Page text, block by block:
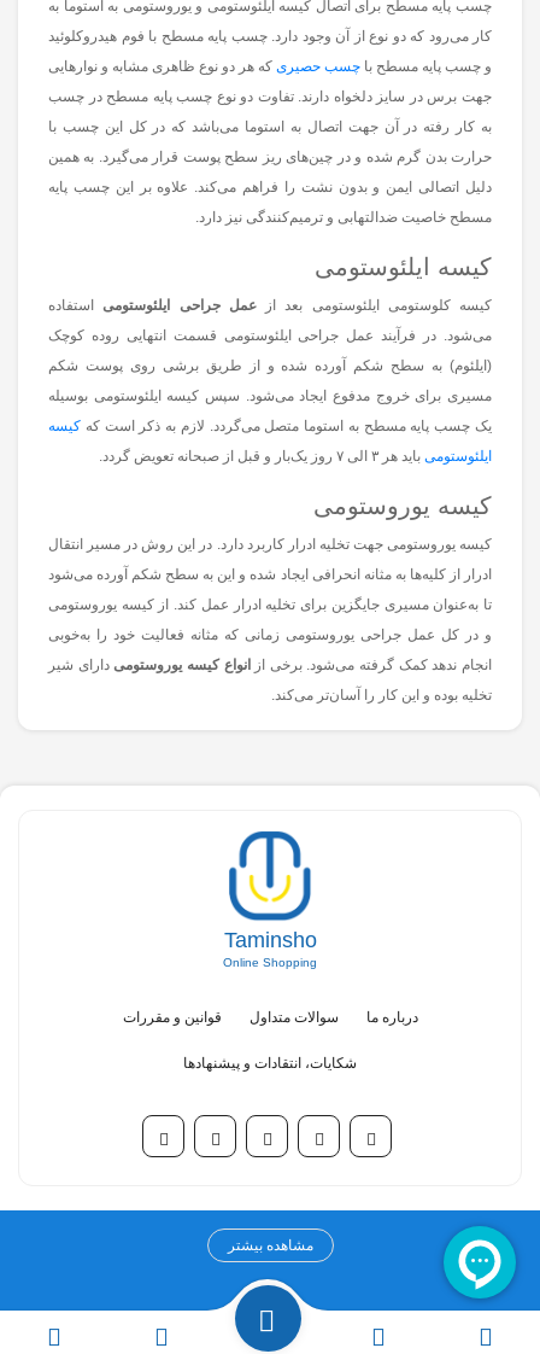
چسب پایه مسطح برای اتصال کیسه ایلئوستومی و یوروستومی به استوما به
کار می‌رود که دو نوع از آن وجود دارد. چسب پایه مسطح با فوم هیدروکلوئید
و چسب پایه مسطح با چسب حصیری که هر دو نوع ظاهری مشابه و نوارهایی
جهت برس در سایز دلخواه دارند. تفاوت دو نوع چسب پایه مسطح در چسب
به کار رفته در آن جهت اتصال به استوما می‌باشد که در کل این چسب با
حرارت بدن گرم شده و در چین‌های ریز سطح پوست قرار می‌گیرد. به همین
دلیل اتصالی ایمن و بدون نشت را فراهم می‌کند. علاوه بر این چسب پایه
مسطح خاصیت ضدالتهابی و ترمیم‌کنندگی نیز دارد.
کیسه ایلئوستومی
کیسه کلوستومی ایلئوستومی بعد ازعمل جراحی ایلئوستومیاستفاده
می‌شود. در فرآیند عمل جراحی ایلئوستومی قسمت انتهایی روده کوچک
(ایلئوم) به سطح شکم آورده شده و از طریق برشی روی پوست شکم
مسیری برای خروج مدفوع ایجاد می‌شود. سپس کیسه ایلئوستومی بوسیله
یک چسب پایه مسطح به استوما متصل می‌گردد. لازم به ذکر است که کیسه
ایلئوستومی باید هر ۳ الی ۷ روز یک‌بار و قبل از صبحانه تعویض گردد.
کیسه یوروستومی
کیسه یوروستومی جهت تخلیه ادرار کاربرد دارد. در این روش در مسیر انتقال
ادرار از کلیه‌ها به مثانه انحرافی ایجاد شده و این به سطح شکم آورده می‌شود
تا به‌عنوان مسیری جایگزین برای تخلیه ادرار عمل کند. از کیسه یوروستومی
و در کل عمل جراحی یوروستومی زمانی که مثانه فعالیت خود را به‌خوبی
انجام ندهد کمک گرفته می‌شود. برخی از انواع کیسه یوروستومیدارای شیر
تخلیه بوده و این کار را آسان‌تر می‌کند.
Taminsho
Online Shopping
درباره ما سوالات متداول قوانین و مقررات
شکایات، انتقادات و پیشنهادها
مرکز خرید اینترنتی تامین شو به عنوان اولین مرکز خرید تخصصی در حوزه
سلامت، درمان و زیبایی از سال ۱۳۹۹ فعالیت خود را آغاز کرده است. چشم
مشاهده بیشتر